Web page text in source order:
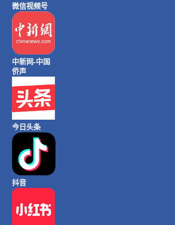
微信视频号
中新网-中国
侨声
今日头条
抖音